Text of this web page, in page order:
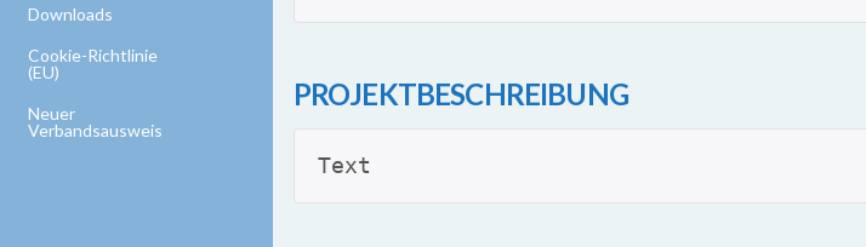
Downloads
Cookie-Richtlinie
(EU)
Neuer
Verbandsausweis
PROJEKTBESCHREIBUNG
Text